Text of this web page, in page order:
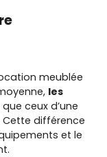
meublée
les
que ceux d’une
Cette différence
et le